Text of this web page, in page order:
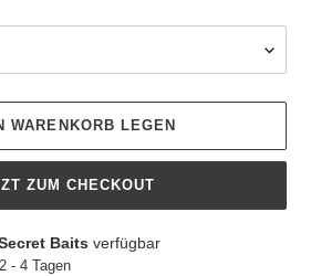
WARENKORB LEGEN
ZUM CHECKOUT
Baits verfügbar
- 4 Tagen